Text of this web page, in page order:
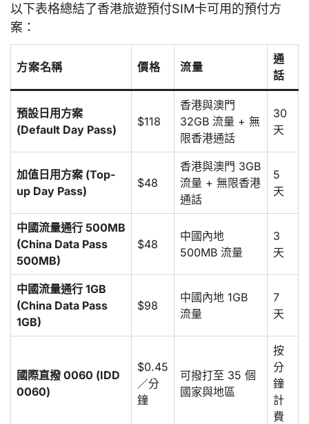
以下表格總結了香港旅遊預付SIM卡可用的預付方
案：
方案名稱 價格 流量
通
話
預設日用方案
(Default Day Pass)
$118
香港與澳門
32GB 流量 + 無
限香港通話
30
天
加值日用方案 (Top-
up Day Pass)
$48
香港與澳門 3GB
流量 + 無限香港
通話
5
天
中國流量通行 500MB
(China Data Pass
500MB)
$48
中國內地
500MB 流量
3
天
中國流量通行 1GB
(China Data Pass
1GB)
$98
中國內地 1GB
流量
7
天
國際直撥 0060 (IDD
0060)
$0.45
／分
鐘
可撥打至 35 個
國家與地區
按
分
鐘
計
費